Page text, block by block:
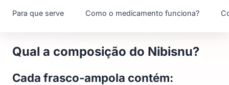
Para que serve Como o medicamento funciona?
Qual a composição do Nibisnu?
Cada frasco-ampola contém: